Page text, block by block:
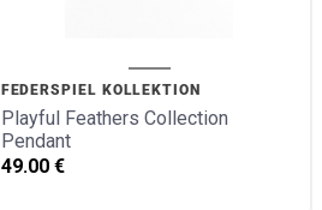
FEDERSPIEL KOLLEKTION
Playful Feathers Collection
Pendant
49.00€